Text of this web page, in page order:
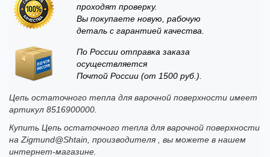
проходят проверку.
Вы покупаете новую, рабочую
деталь с гарантией качества.
По России отправка заказа
осуществляется
Почтой России (от 1500 руб.).
Цепь остаточного тепла для варочной поверхности имеет
артикул 8516900000.
Купить Цепь остаточного тепла для варочной поверхности
на Zigmund@Shtain, производителя , вы можете в нашем
интернет-магазине.